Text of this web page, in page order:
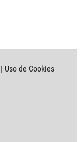
| Uso de Cookies